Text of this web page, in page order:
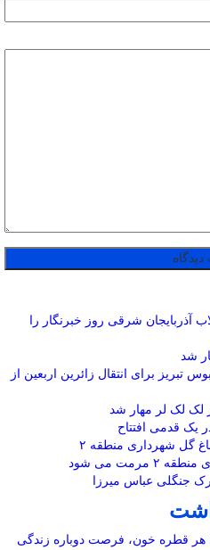
شرقی روز خبرنگار را
شد
اتوبوس تبریز برای انتقال زائرین اربعین از
لک لر مهار شد
یک قدمی افتتاح
گل شهرداری منطقه ۲
می شود
جنگلی عباس میرزا
هر قطره خون، فرصت دوباره زندگی